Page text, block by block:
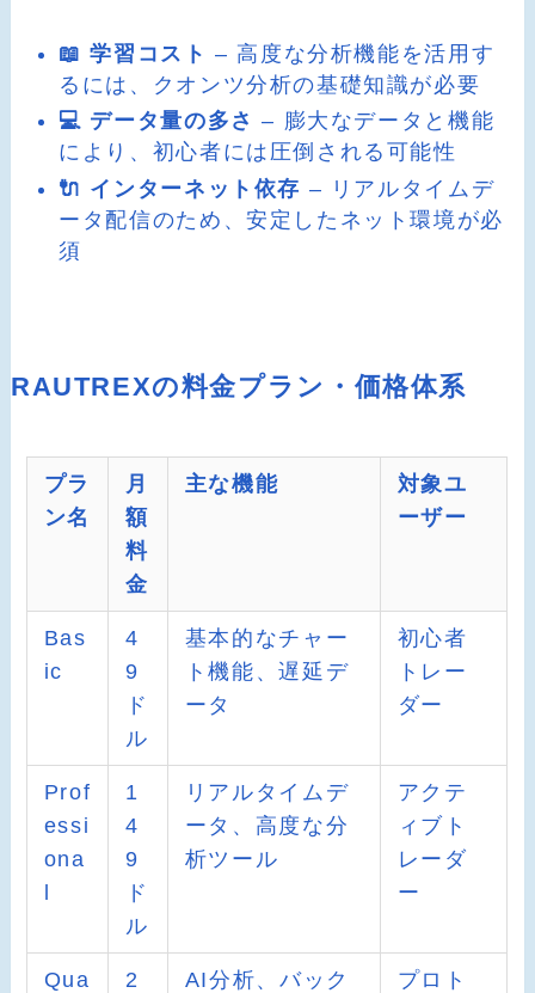
📖 学習コスト – 高度な分析機能を活用す
るには、クオンツ分析の基礎知識が必要
💻 データ量の多さ – 膨大なデータと機能
により、初心者には圧倒される可能性
🔌 インターネット依存 – リアルタイムデ
ータ配信のため、安定したネット環境が必
須
RAUTREXの料金プラン・価格体系
プラ
ン名
月
額
料
金
主な機能
対象ユ
ーザー
Bas
ic
4
9
ド
ル
基本的なチャー
ト機能、遅延デ
ータ
初心者
トレー
ダー
Prof
essi
ona
l
1
4
9
ド
ル
リアルタイムデ
ータ、高度な分
析ツール
アクテ
ィブト
レーダ
ー
Qua
2
AI分析、バック
プロト